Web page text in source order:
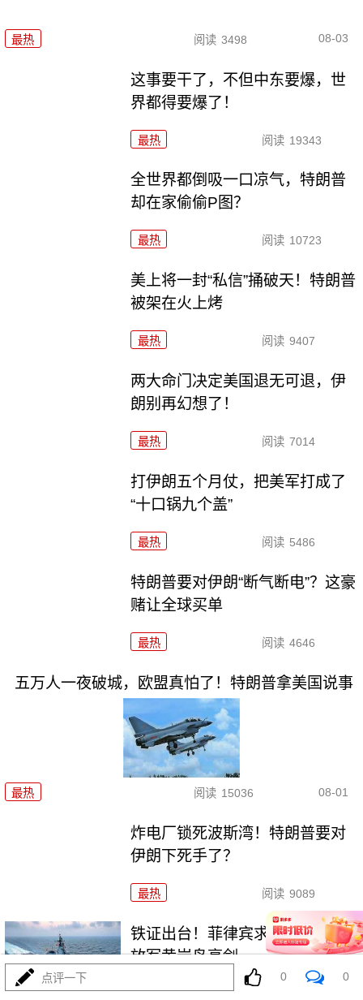
最热 阅读 3498 08-03
这事要干了，不但中东要爆，世
界都得要爆了！
最热 阅读 19343
全世界都倒吸一口凉气，特朗普
却在家偷偷P图？
最热 阅读 10723
美上将一封“私信”捅破天！特朗普
被架在火上烤
最热 阅读 9407
两大命门决定美国退无可退，伊
朗别再幻想了！
最热 阅读 7014
打伊朗五个月仗，把美军打成了
“十口锅九个盖”
最热 阅读 5486
特朗普要对伊朗“断气断电”？这豪
赌让全球买单
最热 阅读 4646
五万人一夜破城，欧盟真怕了！特朗普拿美国说事
最热 阅读 15036 08-01
炸电厂锁死波斯湾！特朗普要对
伊朗下死手了？
最热 阅读 9089
铁证出台！菲律宾求锤得锤！解
放军黄岩岛亮剑
最热
点评一下 0 0